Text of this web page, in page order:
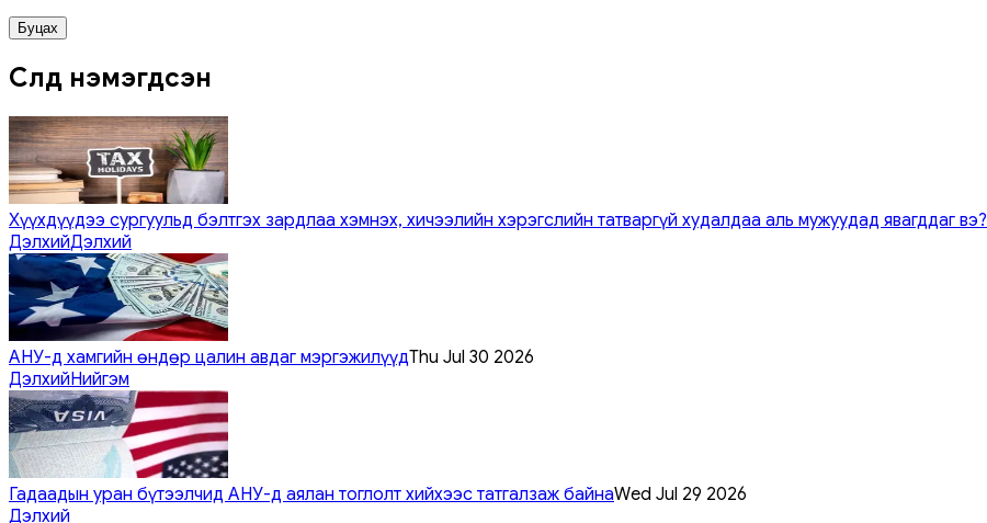
Буцах
Сүүлд нэмэгдсэн
Хүүхдүүдээ сургуульд бэлтгэх зардлаа хэмнэх, хичээлийн хэрэгслийн татваргүй худалдаа аль мужуудад явагддаг вэ?
ДэлхийДэлхий
АНУ-д хамгийн өндөр цалин авдаг мэргэжилүүдThu Jul 30 2026
ДэлхийНийгэм
Гадаадын уран бүтээлчид АНУ-д аялан тоглолт хийхээс татгалзаж байнаWed Jul 29 2026
Дэлхий